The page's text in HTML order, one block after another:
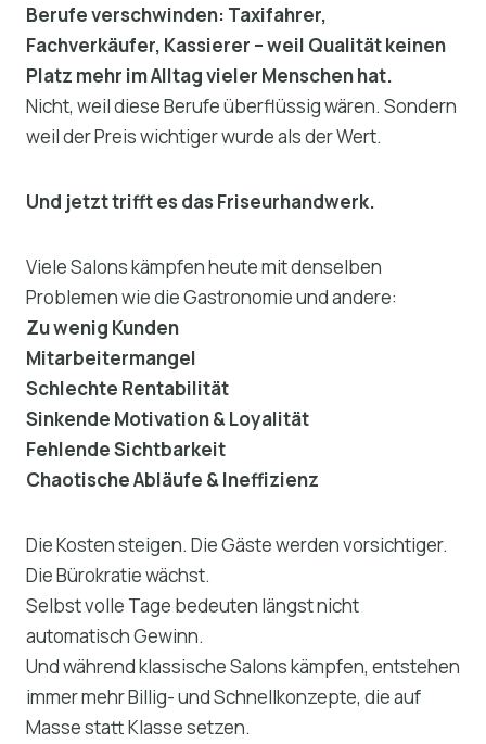
Berufe verschwinden: Taxifahrer,
Fachverkäufer, Kassierer – weil Qualität keinen
Platz mehr im Alltag vieler Menschen hat.
Nicht, weil diese Berufe überflüssig wären. Sondern
weil der Preis wichtiger wurde als der Wert.
Und jetzt trifft es das Friseurhandwerk.
Viele Salons kämpfen heute mit denselben
Problemen wie die Gastronomie und andere:
Zu wenig Kunden
Mitarbeitermangel
Schlechte Rentabilität
Sinkende Motivation & Loyalität
Fehlende Sichtbarkeit
Chaotische Abläufe & Ineffizienz
Die Kosten steigen. Die Gäste werden vorsichtiger.
Die Bürokratie wächst.
Selbst volle Tage bedeuten längst nicht
automatisch Gewinn.
Und während klassische Salons kämpfen, entstehen
immer mehr Billig- und Schnellkonzepte, die auf
Masse statt Klasse setzen.